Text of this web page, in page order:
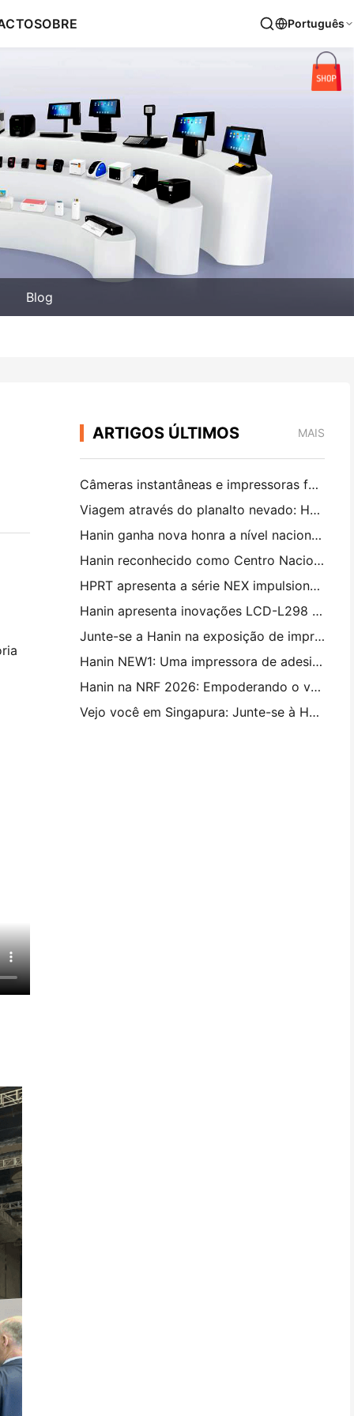
SOBRE Português
Blog
ARTIGOS ÚLTIMOS MAIS
Câmeras instantâneas e impressoras fotográficas portáteis da Hanin atraem forte interesse na IEAE Shenzhen 2026
Viagem através do planalto nevado: Hanin traz programas de educação em fotografia para crianças em Qamdo
Hanin ganha nova honra a nível nacional: nomeada "2026 Made in China · Marca confiável pelos consumidores"
Hanin reconhecido como Centro Nacional de Tecnologia Empresarial para Liderança na Inovação
HPRT apresenta a série NEX impulsionada pela IA para varejo inteligente na CHINASHOP 2026
Hanin apresenta inovações LCD-L298 e SJF para impressão 3D industrial na TCT Asia 2026
Junte-se a Hanin na exposição de impressão 3D TCT Asia 2026
Hanin NEW1: Uma impressora de adesivos portátil entra nas lojas LOFT do Japão
Hanin na NRF 2026: Empoderando o varejo com soluções de impressão inteligentes de cenário completo
Vejo você em Singapura: Junte-se à Hanin na ITMA ASIA 2025 para testemunhar a mais recente tecnologia de impressão digital